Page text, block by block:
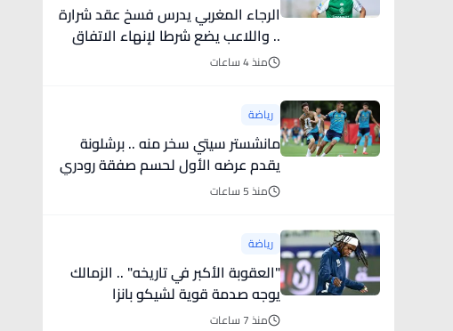
الرجاء المغربي يدرس فسخ عقد شرارة
.. واللاعب يضع شرطا لإنهاء الاتفاق
منذ 4 ساعات
رياضة
مانشستر سيتي سخر منه .. برشلونة
يقدم عرضه الأول لحسم صفقة رودري
منذ 5 ساعات
رياضة
"العقوبة الأكبر في تاريخه" .. الزمالك
يوجه صدمة قوية لشيكو بانزا
منذ 7 ساعات